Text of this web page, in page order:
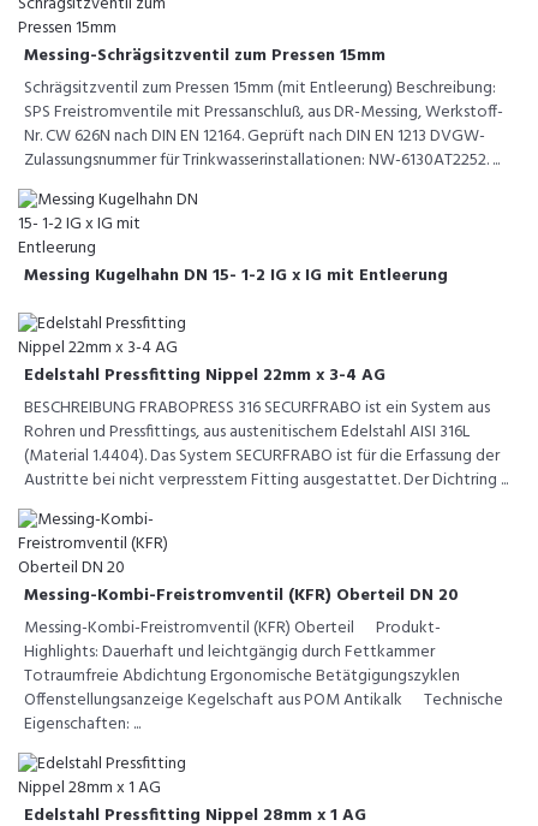
Messing-Schrägsitzventil zum Pressen 15mm
Schrägsitzventil zum Pressen 15mm (mit Entleerung) Beschreibung:
SPS Freistromventile mit Pressanschluß, aus DR-Messing, Werkstoff-
Nr. CW 626N nach DIN EN 12164. Geprüft nach DIN EN 1213 DVGW-
Zulassungsnummer für Trinkwasserinstallationen: NW-6130AT2252. ...
Messing Kugelhahn DN 15- 1-2 IG x IG mit Entleerung
Edelstahl Pressfitting Nippel 22mm x 3-4 AG
BESCHREIBUNG FRABOPRESS 316 SECURFRABO ist ein System aus
Rohren und Pressfittings, aus austenitischem Edelstahl AISI 316L
(Material 1.4404). Das System SECURFRABO ist für die Erfassung der
Austritte bei nicht verpresstem Fitting ausgestattet. Der Dichtring ...
Messing-Kombi-Freistromventil (KFR) Oberteil DN 20
Messing-Kombi-Freistromventil (KFR) Oberteil Produkt-
Highlights: Dauerhaft und leichtgängig durch Fettkammer
Totraumfreie Abdichtung Ergonomische Betätgigungszyklen
Offenstellungsanzeige Kegelschaft aus POM Antikalk Technische
Eigenschaften: ...
Edelstahl Pressfitting Nippel 28mm x 1 AG